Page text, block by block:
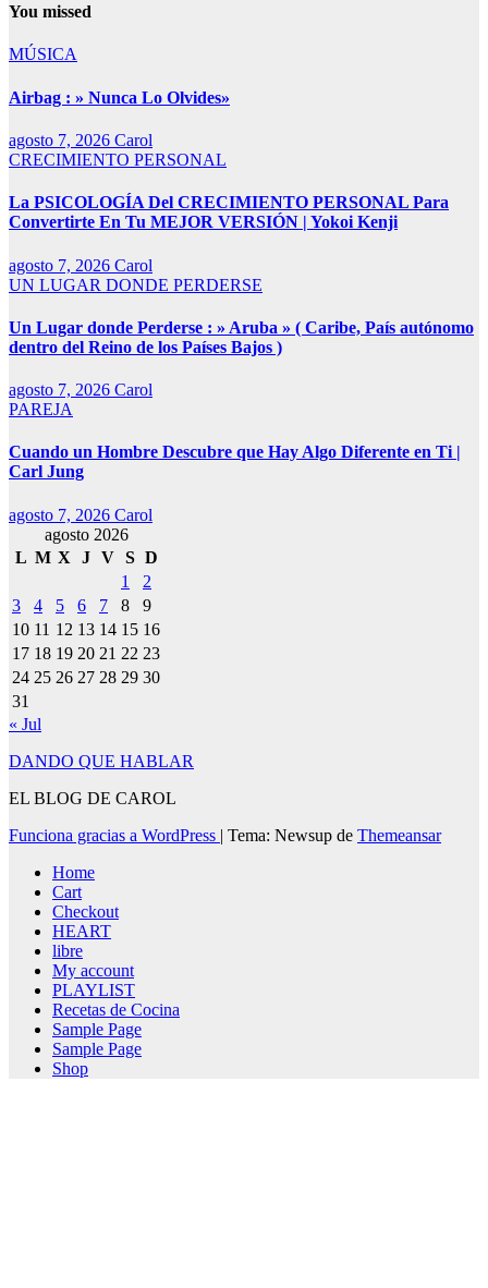
You missed
MÚSICA
Airbag : » Nunca Lo Olvides»
agosto 7, 2026 Carol
CRECIMIENTO PERSONAL
La PSICOLOGÍA Del CRECIMIENTO PERSONAL Para
Convertirte En Tu MEJOR VERSIÓN | Yokoi Kenji
agosto 7, 2026 Carol
UN LUGAR DONDE PERDERSE
Un Lugar donde Perderse : » Aruba » ( Caribe, País autónomo
dentro del Reino de los Países Bajos )
agosto 7, 2026 Carol
PAREJA
Cuando un Hombre Descubre que Hay Algo Diferente en Ti |
Carl Jung
agosto 7, 2026 Carol
agosto 2026
L M X J V S D
1
2
3
4 5 6 7 8
9
10 11 12 13 14 15 16
17 18 19 20 21 22 23
24 25 26 27 28 29 30
31
« Jul
DANDO QUE HABLAR
EL BLOG DE CAROL
Funciona gracias a WordPress | Tema: Newsup de Themeansar
Home
Cart
Checkout
HEART
libre
My account
PLAYLIST
Recetas de Cocina
Sample Page
Sample Page
Shop